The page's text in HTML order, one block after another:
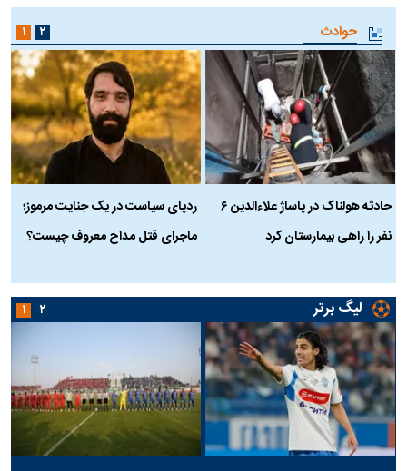
حوادث
حادثه هولناک در پاساژ علاءالدین ۶
نفر را راهی بیمارستان کرد
ردپای سیاست در یک جنایت مرموز؛
ماجرای قتل مداح معروف چیست؟
۱ ۲
لیگ برتر ۱ ۲